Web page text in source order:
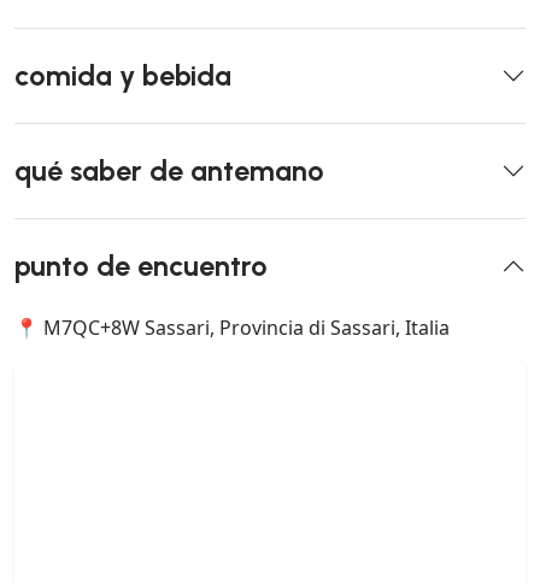
comida y bebida
qué saber de antemano
punto de encuentro
📍 M7QC+8W Sassari, Provincia di Sassari, Italia